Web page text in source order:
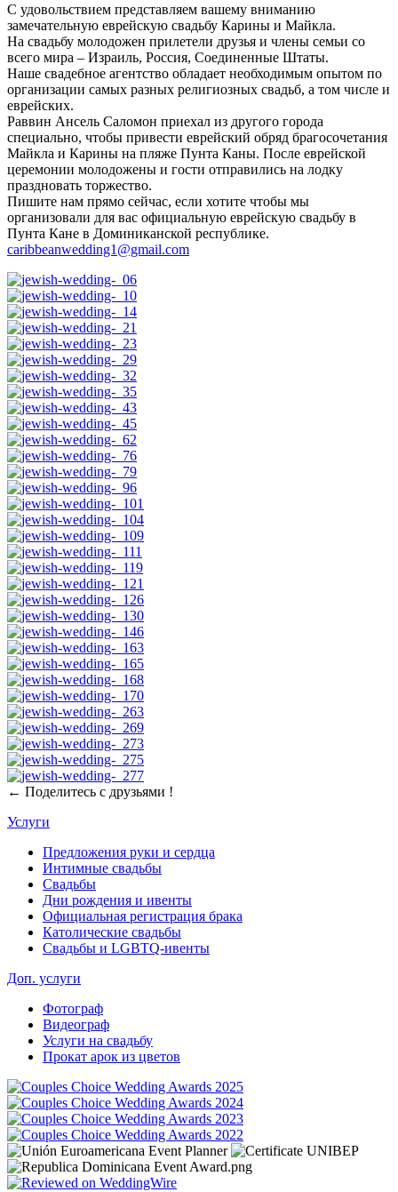
С удовольствием представляем вашему вниманию
замечательную еврейскую свадьбу Карины и Майкла.
На свадьбу молодожен прилетели друзья и члены семьи со
всего мира – Израиль, Россия, Соединенные Штаты.
Наше свадебное агентство обладает необходимым опытом по
организации самых разных религиозных свадьб, а том числе и
еврейских.
Раввин Ансель Саломон приехал из другого города
специально, чтобы привести еврейский обряд брагосочетания
Майкла и Карины на пляже Пунта Каны. После еврейской
церемонии молодожены и гости отправились на лодку
праздновать торжество.
Пишите нам прямо сейчас, если хотите чтобы мы
организовали для вас официальную еврейскую свадьбу в
Пунта Кане в Доминиканской республике.
caribbeanwedding1@gmail.com
← Поделитесь с друзьями !
Услуги
Предложения руки и сердца
Интимные свадьбы
Свадьбы
Дни рождения и ивенты
Официальная регистрация брака
Католические свадьбы
Свадьбы и LGBTQ-ивенты
Доп. услуги
Фотограф
Видеограф
Услуги на свадьбу
Прокат арок из цветов